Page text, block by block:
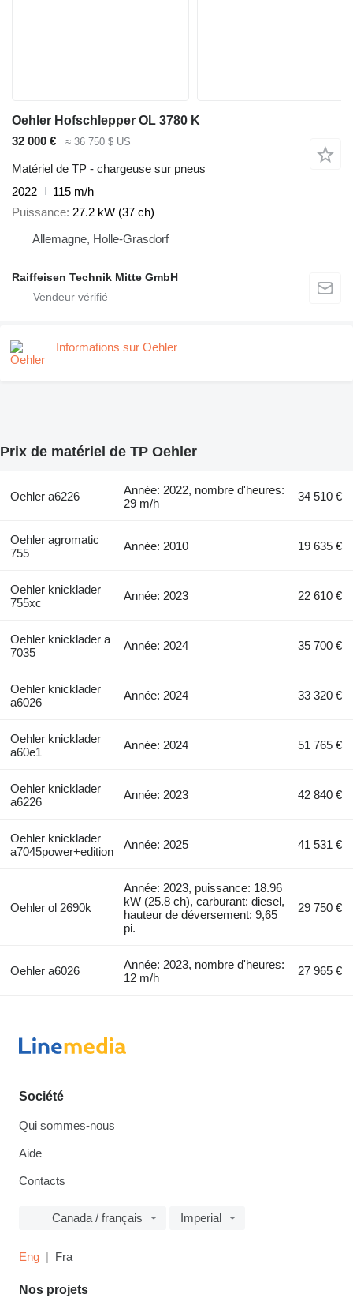
Oehler Hofschlepper OL 3780 K
32 000 €
≈ 36 750 $ US
Matériel de TP - chargeuse sur pneus
2022
115 m/h
Puissance 27.2 kW (37 ch)
Allemagne, Holle-Grasdorf
Raiffeisen Technik Mitte GmbH
Informations sur Oehler
Prix de matériel de TP Oehler
Oehler a6226
Année: 2022, nombre d'heures:
29 m/h
34 510 €
Oehler agromatic
755
Année: 2010 19 635 €
Oehler knicklader
755xc
Année: 2023 22 610 €
Oehler knicklader a
7035
Année: 2024 35 700 €
Oehler knicklader
a6026
Année: 2024 33 320 €
Oehler knicklader
a60e1
Année: 2024 51 765 €
Oehler knicklader
a6226
Année: 2023 42 840 €
Oehler knicklader
a7045power+edition
Année: 2025 41 531 €
Oehler ol 2690k
Année: 2023, puissance: 18.96
kW (25.8 ch), carburant: diesel,
hauteur de déversement: 9,65
pi.
29 750 €
Oehler a6026
Année: 2023, nombre d'heures:
12 m/h
27 965 €
Société
Qui sommes-nous
Aide
Contacts
Canada / français Imperial
Eng Fra
Nos projets